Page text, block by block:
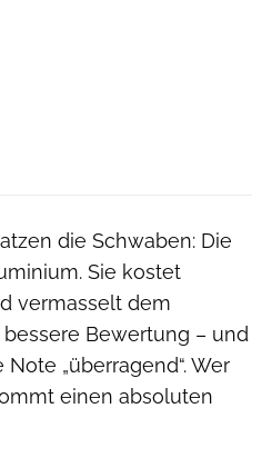
die Schwaben: Die
Sie kostet
vermasselt dem
Bewertung – und
„überragend“. Wer
einen absoluten